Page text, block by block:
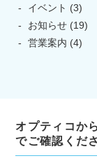
イベント (3)
お知らせ (19)
営業案内 (4)
オプティコか
でご確認くだ